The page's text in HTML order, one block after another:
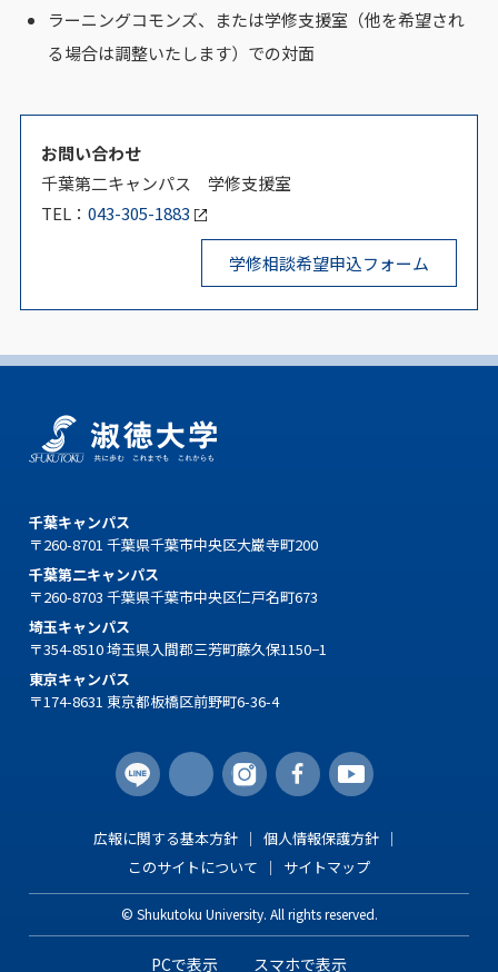
ラーニングコモンズ、または学修支援室（他を希望され
る場合は調整いたします）での対面
お問い合わせ
千葉第二キャンパス 学修支援室
TEL： 043-305-1883
学修相談希望申込フォーム
千葉キャンパス
〒260-8701 千葉県千葉市中央区大巌寺町200
千葉第二キャンパス
〒260-8703 千葉県千葉市中央区仁戸名町673
埼玉キャンパス
〒354-8510 埼玉県入間郡三芳町藤久保1150−1
東京キャンパス
〒174-8631 東京都板橋区前野町6-36-4
広報に関する基本方針
個人情報保護方針
このサイトについて
サイトマップ
© Shukutoku University. All rights reserved.
PCで表示 スマホで表示